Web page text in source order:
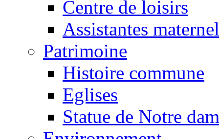
Centre de loisirs
Assistantes
Patrimoine
Histoire commune
Eglises
Statue de Notre